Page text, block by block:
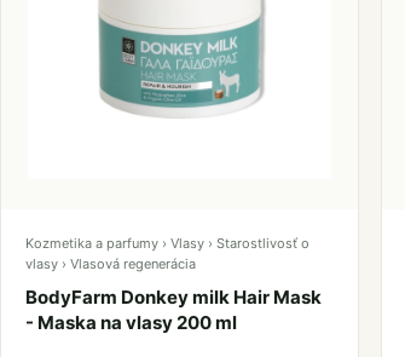
Kozmetika a parfumy › Vlasy › Starostlivosť o
vlasy › Vlasová regenerácia
BodyFarm Donkey milk Hair Mask
- Maska na vlasy 200 ml